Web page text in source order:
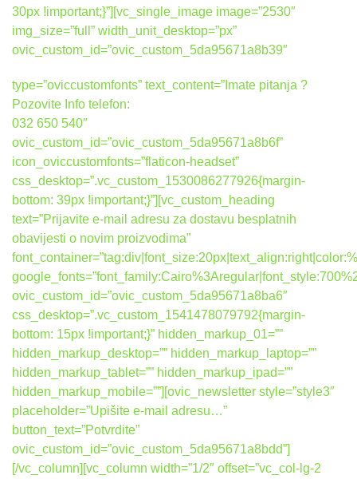
30px !important;}”][vc_single_image image=”2530″
img_size=”full” width_unit_desktop=”px”
ovic_custom_id=”ovic_custom_5da95671a8b39″
type=”oviccustomfonts” text_content=”Imate pitanja ?
Pozovite Info telefon:
032 650 540″
ovic_custom_id=”ovic_custom_5da95671a8b6f”
icon_oviccustomfonts=”flaticon-headset”
css_desktop=”.vc_custom_1530086277926{margin-
bottom: 39px !important;}”][vc_custom_heading
text=”Prijavite e-mail adresu za dostavu besplatnih
obavijesti o novim proizvodima”
ovic_custom_id=”ovic_custom_5da95671a8ba6″
css_desktop=”.vc_custom_1541478079792{margin-
bottom: 15px !important;}” hidden_markup_01=””
hidden_markup_desktop=”” hidden_markup_laptop=””
hidden_markup_tablet=”” hidden_markup_ipad=””
hidden_markup_mobile=””][ovic_newsletter style=”style3″
placeholder=”Upišite e-mail adresu…”
button_text=”Potvrdite”
ovic_custom_id=”ovic_custom_5da95671a8bdd”]
[/vc_column][vc_column width=”1/2″ offset=”vc_col-lg-2